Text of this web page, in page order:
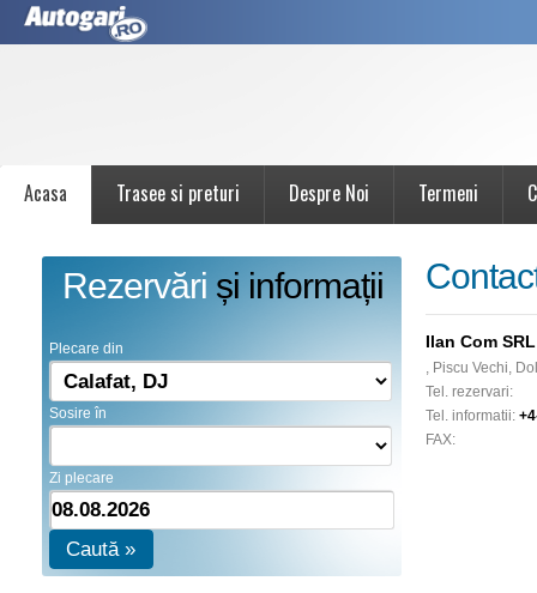
Acasa Trasee si preturi Despre Noi Termeni
Rezervări și informații
Plecare din
Sosire în
Zi plecare
Caută »
Ilan Com SRL
, Piscu Vechi,
Tel. rezervari:
Tel. informatii:
FAX: